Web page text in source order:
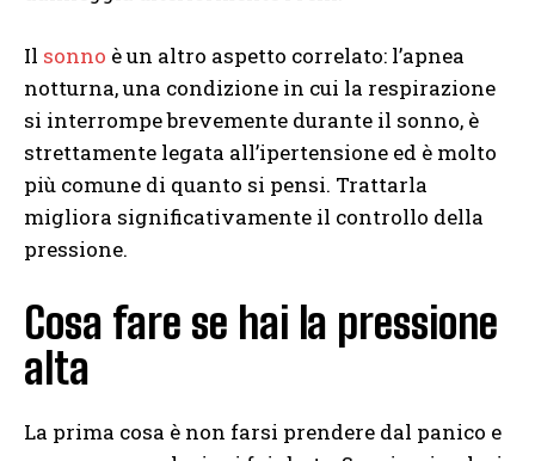
Il sonno è un altro aspetto correlato: l’apnea
notturna, una condizione in cui la respirazione
si interrompe brevemente durante il sonno, è
strettamente legata all’ipertensione ed è molto
più comune di quanto si pensi. Trattarla
migliora significativamente il controllo della
pressione.
Cosa fare se hai la pressione
alta
La prima cosa è non farsi prendere dal panico e